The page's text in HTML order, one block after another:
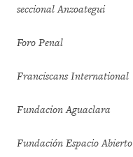
seccional Anzoategui
Foro Penal
Franciscans International
Fundacion Aguaclara
Fundación Espacio Abierto